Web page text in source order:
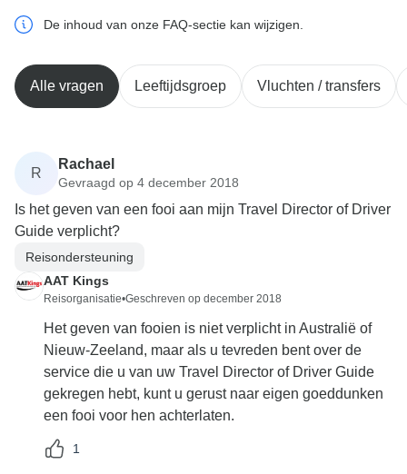
De inhoud van onze FAQ-sectie kan wijzigen.
Alle vragen Leeftijdsgroep Vluchten / transfers
R
Rachael
Gevraagd op 4 december 2018
Is het geven van een fooi aan mijn Travel Director of Driver
Guide verplicht?
Reisondersteuning
AAT Kings
Reisorganisatie•Geschreven op december 2018
Het geven van fooien is niet verplicht in Australië of
Nieuw-Zeeland, maar als u tevreden bent over de
service die u van uw Travel Director of Driver Guide
gekregen hebt, kunt u gerust naar eigen goeddunken
een fooi voor hen achterlaten.
1